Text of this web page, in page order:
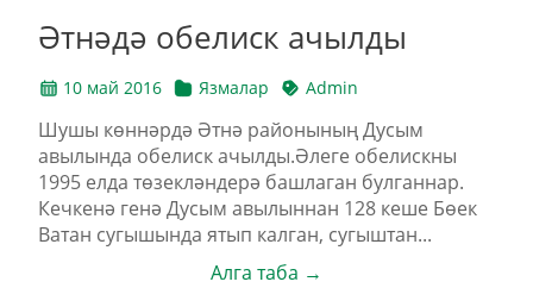
Әтнәдә обелиск ачылды
10 май 2016 Язмалар Admin
Шушы көннәрдә Әтнә районының Дусым
авылында обелиск ачылды.Әлеге обелискны
1995 елда төзекләндерә башлаган булганнар.
Кечкенә генә Дусым авылыннан 128 кеше Бөек
Ватан сугышында ятып калган, сугыштан...
Алга таба →